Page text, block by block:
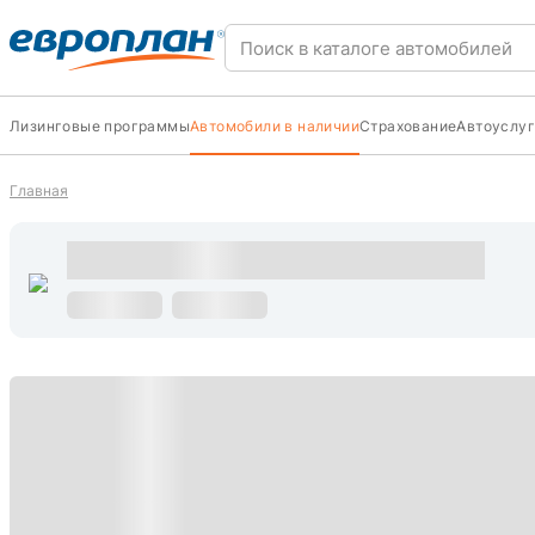
Лизинговые программыАвтомобили в наличииСтрахование
Главная